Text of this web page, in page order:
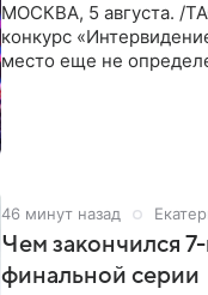
МОСКВА, 5 августа. /
конкурс
место еще не
46 минут назад
Чем закончился
финальной серии